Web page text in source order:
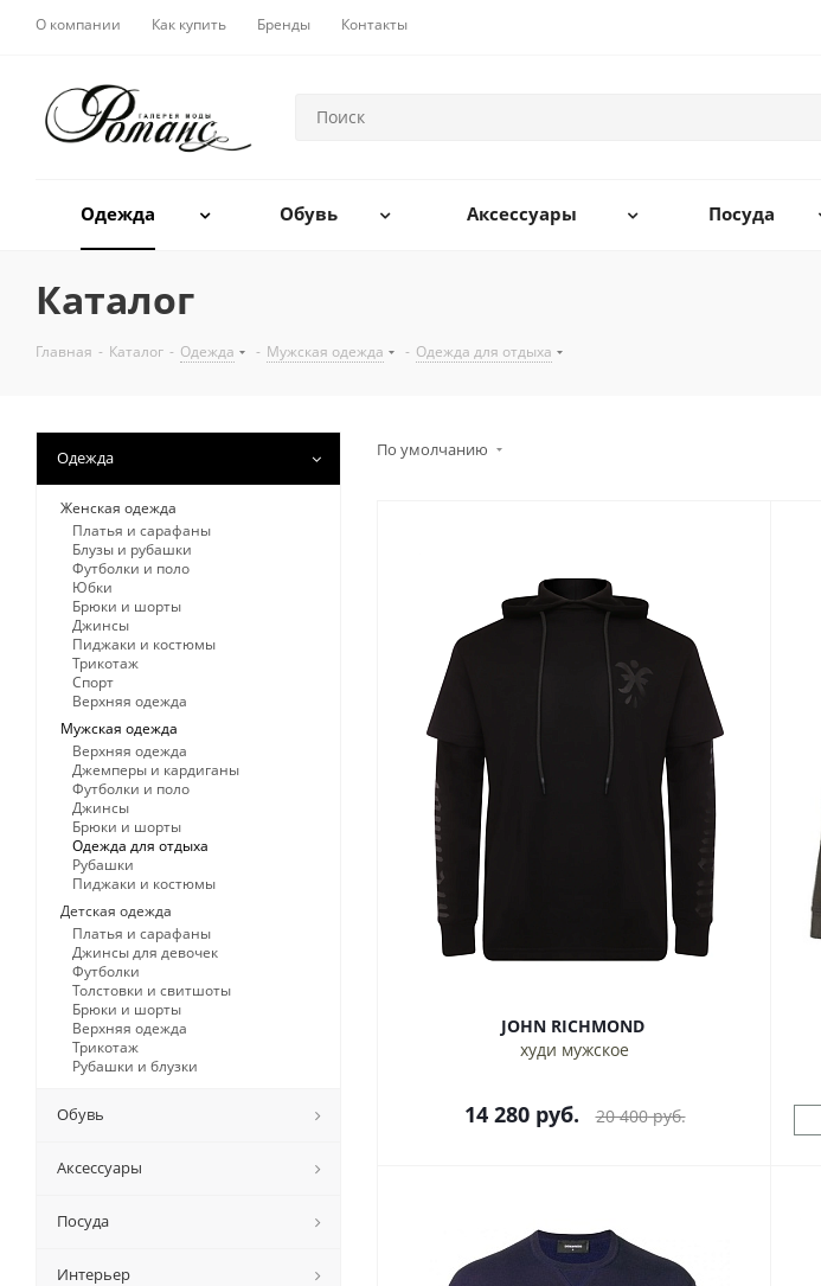
О компании Как купить Бренды Контакты
Одежда Обувь Аксессуары Посуда
Каталог
Главная - Каталог - Одежда - Мужская одежда - Одежда для отдыха
По умолчанию
JOHN RICHMOND
худи мужское
14 280руб. 20 400руб.
Одежда
Женская одежда
Платья и сарафаны
Блузы и рубашки
Футболки и поло
Юбки
Брюки и шорты
Джинсы
Пиджаки и костюмы
Трикотаж
Спорт
Верхняя одежда
Мужская одежда
Верхняя одежда
Джемперы и кардиганы
Футболки и поло
Джинсы
Брюки и шорты
Одежда для отдыха
Рубашки
Пиджаки и костюмы
Детская одежда
Платья и сарафаны
Джинсы для девочек
Футболки
Толстовки и свитшоты
Брюки и шорты
Верхняя одежда
Трикотаж
Рубашки и блузки
Обувь
Аксессуары
Посуда
Интерьер